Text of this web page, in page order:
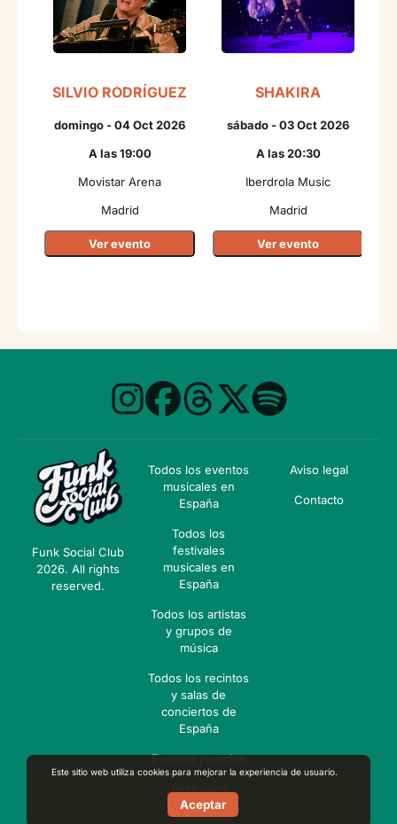
SILVIO RODRÍGUEZ
domingo - 04 Oct 2026
A las 19:00
Movistar Arena
Madrid
Ver evento
SHAKIRA
sábado - 03 Oct 2026
A las 20:30
Iberdrola Music
Madrid
Ver evento
Este sitio web utiliza cookies para mejorar la experiencia de usuario.
Aceptar
Funk Social Club
2026. All rights
reserved.
Todos los eventos
musicales en
España
Todos los
festivales
musicales en
España
Todos los artistas
y grupos de
música
Todos los recintos
y salas de
conciertos de
España
Eventos pasados
Festivales
pasados
Aviso legal
Contacto